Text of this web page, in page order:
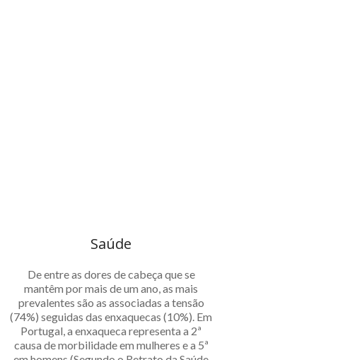
Saúde
De entre as dores de cabeça que se
mantêm por mais de um ano, as mais
prevalentes são as associadas a tensão
(74%) seguidas das enxaquecas (10%). Em
Portugal, a enxaqueca representa a 2ª
causa de morbilidade em mulheres e a 5ª